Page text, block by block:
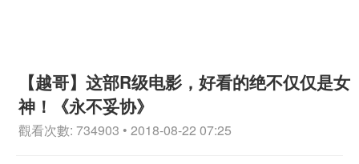
【越哥】这部R级电影，好看的绝不仅仅是女
神！《永不妥协》
觀看次數: 734903 • 2018-08-22 07:25